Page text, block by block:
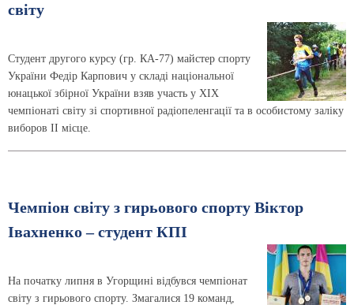
світу
Студент другого курсу (гр. КА-77) майстер спорту
України Федір Карпович у складі національної
юнацької збірної України взяв участь у XIX
чемпіонаті світу зі спортивної радіопеленгації та в особистому заліку
виборов ІІ місце.
Чемпіон світу з гирьового спорту Віктор
Івахненко – студент КПІ
На початку липня в Угорщині відбувся чемпіонат
світу з гирьового спорту. Змагалися 19 команд,